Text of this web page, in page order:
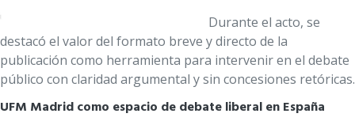
Durante el acto, se
destacó el valor del formato breve y directo de la
publicación como herramienta para intervenir en el debate
público con claridad argumental y sin concesiones retóricas.
UFM Madrid como espacio de debate liberal en España